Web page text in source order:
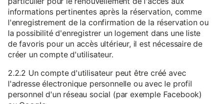
informations pertinentes après la réservation, comme
l'enregistrement de la confirmation de la réservation ou
la possibilité d'enregistrer un logement dans une liste
de favoris pour un accès ultérieur, il est nécessaire de
créer un compte d'utilisateur.
2.2.2 Un compte d'utilisateur peut être créé avec
l'adresse électronique personnelle ou avec le profil
personnel d'un réseau social (par exemple Facebook)